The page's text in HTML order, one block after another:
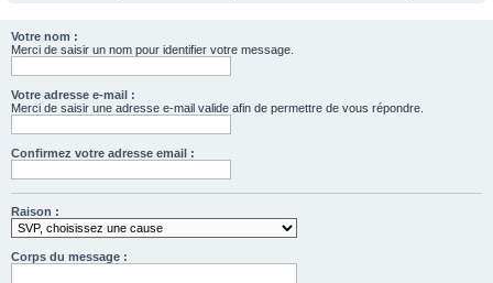
Votre nom :
Merci de saisir un nom pour identifier votre message.
Votre adresse e-mail :
Merci de saisir une adresse e-mail valide afin de permettre de vous répondre.
Confirmez votre adresse email :
Raison :
Corps du message :